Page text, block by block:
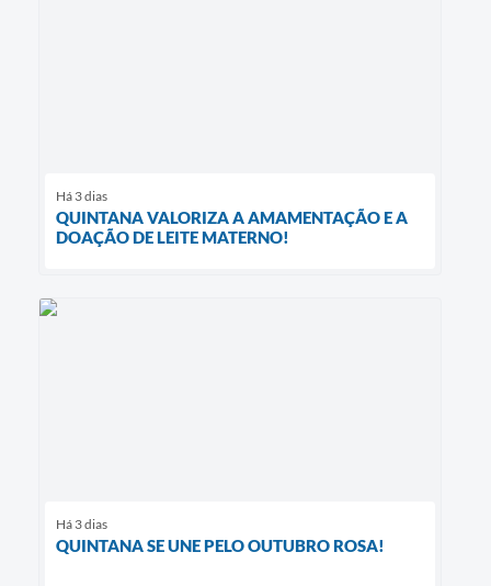
Há 3 dias
QUINTANA VALORIZA A AMAMENTAÇÃO E A
DOAÇÃO DE LEITE MATERNO!
Há 3 dias
QUINTANA SE UNE PELO OUTUBRO ROSA!